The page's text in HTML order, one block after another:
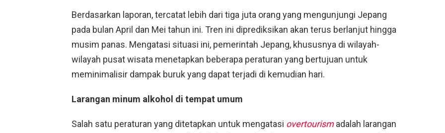
Berdasarkan laporan, tercatat lebih dari tiga juta orang yang mengunjungi Jepang
pada bulan April dan Mei tahun ini. Tren ini diprediksikan akan terus berlanjut hingga
musim panas. Mengatasi situasi ini, pemerintah Jepang, khususnya di wilayah-
wilayah pusat wisata menetapkan beberapa peraturan yang bertujuan untuk
meminimalisir dampak buruk yang dapat terjadi di kemudian hari.
Larangan minum alkohol di tempat umum
Salah satu peraturan yang ditetapkan untuk mengatasi overtourism adalah larangan